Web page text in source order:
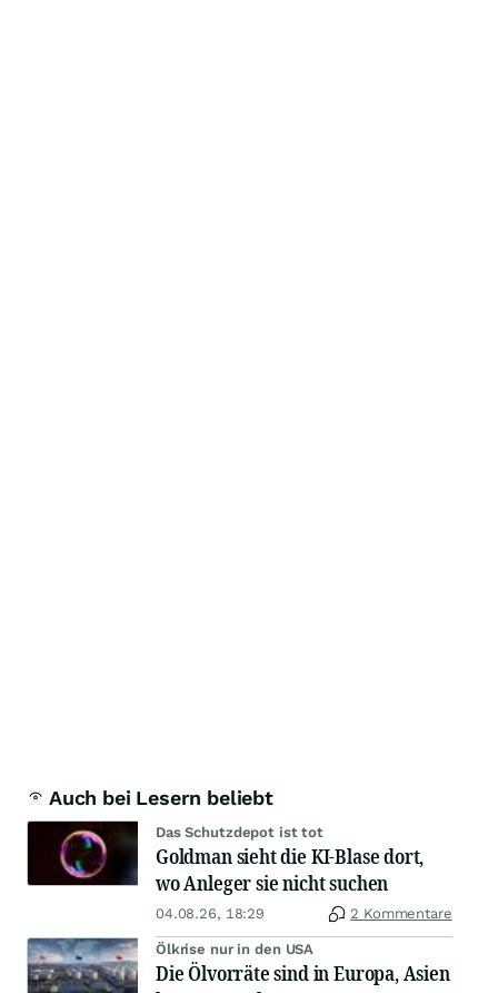
Auch bei Lesern beliebt
Das Schutzdepot ist tot
Goldman sieht die KI-Blase dort,
wo Anleger sie nicht suchen
04.08.26, 18:29 2 Kommentare
Ölkrise nur in den USA
Die Ölvorräte sind in Europa, Asien